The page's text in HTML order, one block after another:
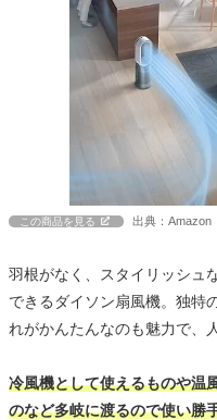
この商品を見る 出典：Amazon
羽根がなく、スタイリッシュ
できるダイソン扇風機。独特
れがかんたんなのも魅力で、
冷風機として使えるものや温
のなど多岐に渡るので使い勝